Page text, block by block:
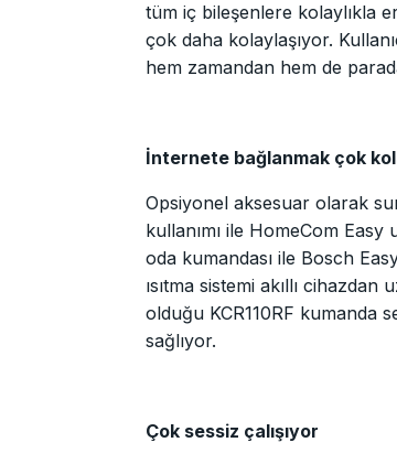
tüm iç bileşenlere kolaylıkla
çok daha kolaylaşıyor.
hem zamandan hem de
İnternete bağlanmak çok
Opsiyonel aksesuar olarak
kullanımı ile HomeCom
oda kumandası ile Bosch
ısıtma sistemi akıllı
olduğu KCR110RF kumanda
sağlıyor.
Çok sessiz çalışıyor